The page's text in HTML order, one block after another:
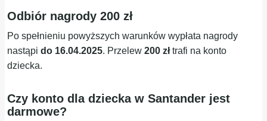
Odbiór nagrody 200 zł
Po spełnieniu powyższych warunków wypłata nagrody
nastąpido 16.04.2025. Przelew200 złtrafi na konto
dziecka.
Czy konto dla dziecka w Santander jest
darmowe?